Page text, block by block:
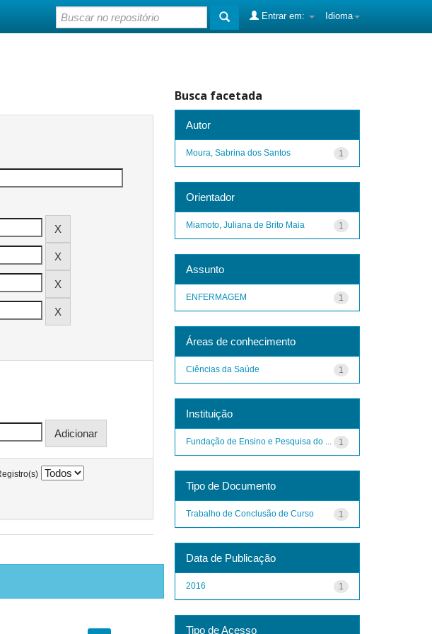
Idioma
Entrar em:
Busca facetada
Autor
1
Moura, Sabrina dos Santos
Orientador
1
Miamoto, Juliana de Brito Maia
Assunto
1
ENFERMAGEM
Áreas de conhecimento
1
Ciências da Saúde
Instituição
1
Fundação de Ensino e Pesquisa do ...
Tipo de Documento
1
Trabalho de Conclusão de Curso
Data de Publicação
1
2016
Tipo de Acesso